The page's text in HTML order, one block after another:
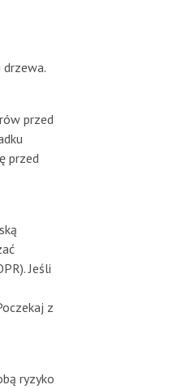
przed
przed
Jeśli
z
ryzyko